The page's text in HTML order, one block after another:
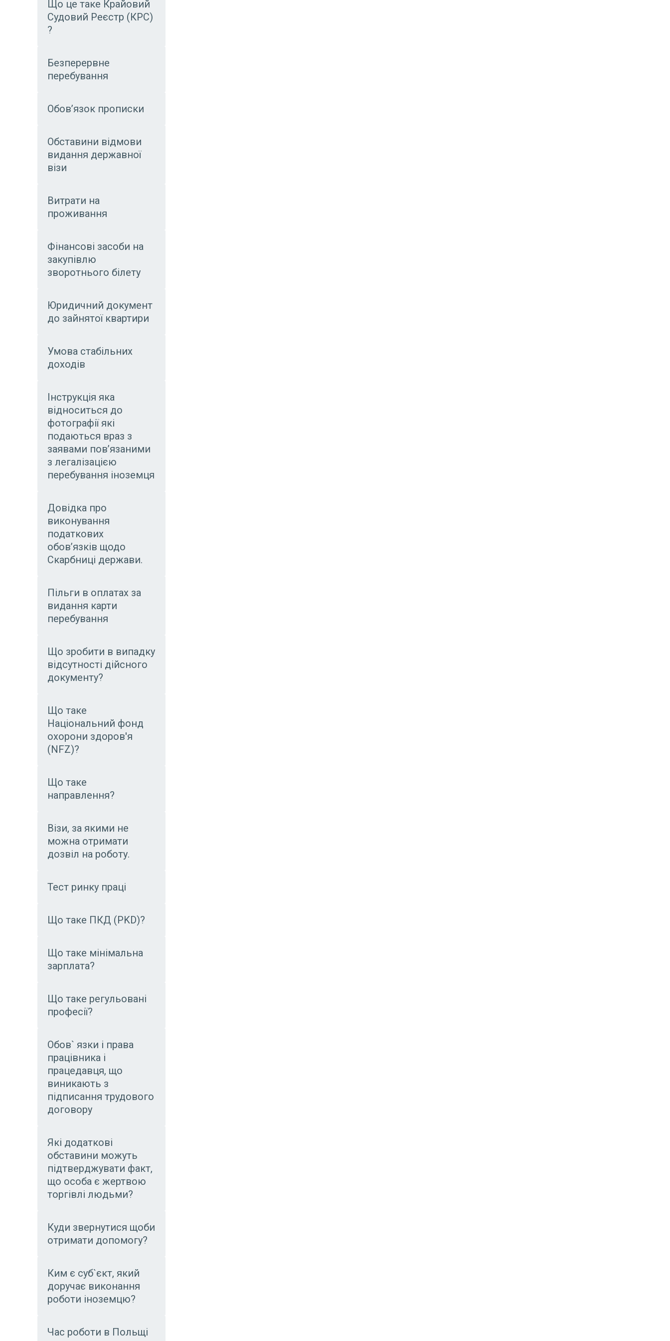
Що це таке Крайовий
Судовий Реєстр (КРС)
?
Безперервне
перебування
Обов’язок прописки
Обставини відмови
видання державної
візи
Витрати на
проживання
Фінансові засоби на
закупівлю
зворотнього білету
Юридичний документ
до зайнятої квартири
Умова стабільних
доходів
Інструкція яка
відноситься до
фотографії які
подаються враз з
заявами пов’язаними
з легалізацією
перебування іноземця
Довідка про
виконування
податкових
обов’язків щодо
Скарбниці держави.
Пільги в оплатах за
видання карти
перебування
Що зробити в випадку
відсутності дійсного
документу?
Що таке
Національний фонд
охорони здоров'я
(NFZ)?
Що таке
направлення?
Візи, за якими не
можна отримати
дозвіл на роботу.
Тест ринку праці
Що таке ПКД (PKD)?
Що таке мінімальна
зарплата?
Що таке регульовані
професії?
Обов` язки і права
працівника і
працедавця, що
виникають з
підписання трудового
договору
Які додаткові
обставини можуть
підтверджувати факт,
що особа є жертвою
торгівлі людьми?
Куди звернутися щоби
отримати допомогу?
Ким є суб`єкт, який
доручає виконання
роботи іноземцю?
Час роботи в Польщі